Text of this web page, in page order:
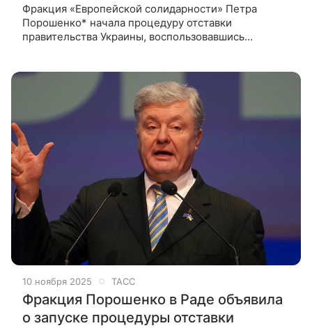
Фракция «Европейской солидарности» Петра
Порошенко* начала процедуру отставки
правительства Украины, воспользовавшись
Зеленского.
10 ноября 2025 ТАСС
Фракция Порошенко в Раде объявила
о запуске процедуры отставки